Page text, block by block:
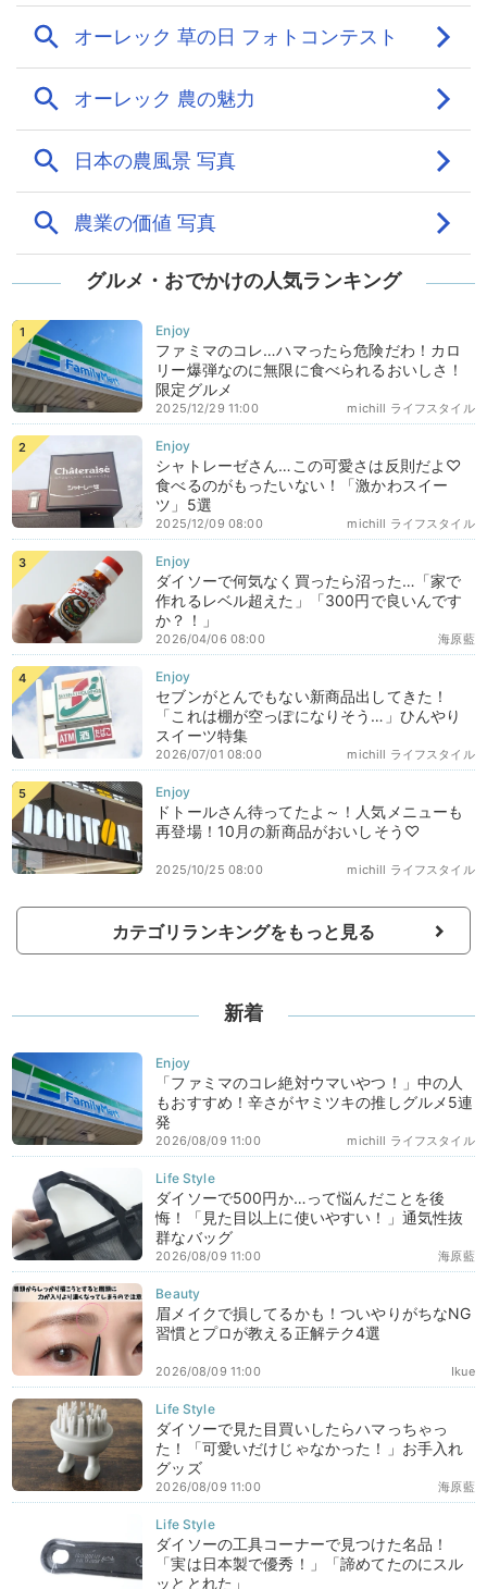
グルメ・おでかけの人気ランキング
ファミマのコレ…ハマったら危険だわ！カロ
リー爆弾なのに無限に食べられるおいしさ！
限定グルメ
michill ライフスタイル
2025/12/29 11:00
シャトレーゼさん…この可愛さは反則だよ♡
食べるのがもったいない！「激かわスイー
ツ」5選
michill ライフスタイル
2025/12/09 08:00
ダイソーで何気なく買ったら沼った…「家で
作れるレベル超えた」「300円で良いんです
か？！」
海原藍
2026/04/06 08:00
セブンがとんでもない新商品出してきた！
「これは棚が空っぽになりそう…」ひんやり
スイーツ特集
michill ライフスタイル
2026/07/01 08:00
ドトールさん待ってたよ～！人気メニューも
再登場！10月の新商品がおいしそう♡
michill ライフスタイル
2025/10/25 08:00
カテゴリランキングをもっと見る
新着
「ファミマのコレ絶対ウマいやつ！」中の人
もおすすめ！辛さがヤミツキの推しグルメ5連
発
michill ライフスタイル
2026/08/09 11:00
ダイソーで500円か…って悩んだことを後
悔！「見た目以上に使いやすい！」通気性抜
群なバッグ
海原藍
2026/08/09 11:00
眉メイクで損してるかも！ついやりがちなNG
習慣とプロが教える正解テク4選
Ikue
2026/08/09 11:00
ダイソーで見た目買いしたらハマっちゃっ
た！「可愛いだけじゃなかった！」お手入れ
グッズ
海原藍
2026/08/09 11:00
ダイソーの工具コーナーで見つけた名品！
「実は日本製で優秀！」「諦めてたのにスル
ッととれた」